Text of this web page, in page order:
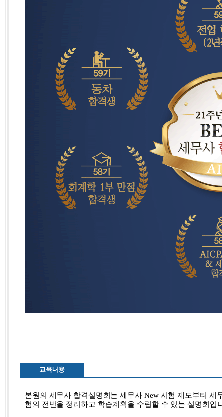
교육내용
본원의 세무사 합격설명회는 세무사 New 시험 제도부터
험의 전반을 정리하고 학습계획을 수립할 수 있는 설명회입